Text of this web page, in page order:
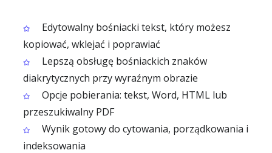
Edytowalny bośniacki tekst, który możesz
kopiować, wklejać i poprawiać
Lepszą obsługę bośniackich znaków
diakrytycznych przy wyraźnym obrazie
Opcje pobierania: tekst, Word, HTML lub
przeszukiwalny PDF
Wynik gotowy do cytowania, porządkowania i
indeksowania